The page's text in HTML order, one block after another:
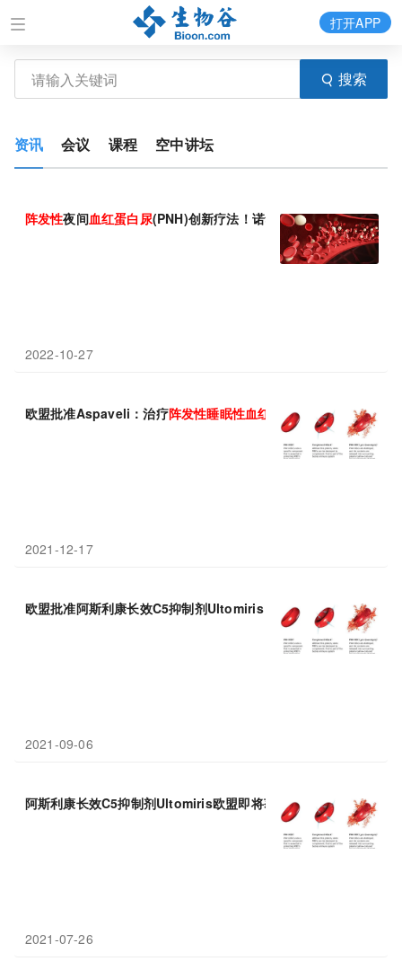
搜索
打开APP
资讯 会议 课程 空中讲坛
阵发性夜间血红蛋白尿
2022-10-27
欧盟批准Aspaveli：治疗阵发性睡眠性血红蛋白尿 症(PNH)，疗效
2021-12-17
欧盟批准阿斯利康长效C5抑制剂Ultomiris：治疗 阵发性 夜间血红
2021-09-06
阿斯利康长效C5抑制剂Ultomiris欧盟即将获批：治疗阵发性夜间
2021-07-26